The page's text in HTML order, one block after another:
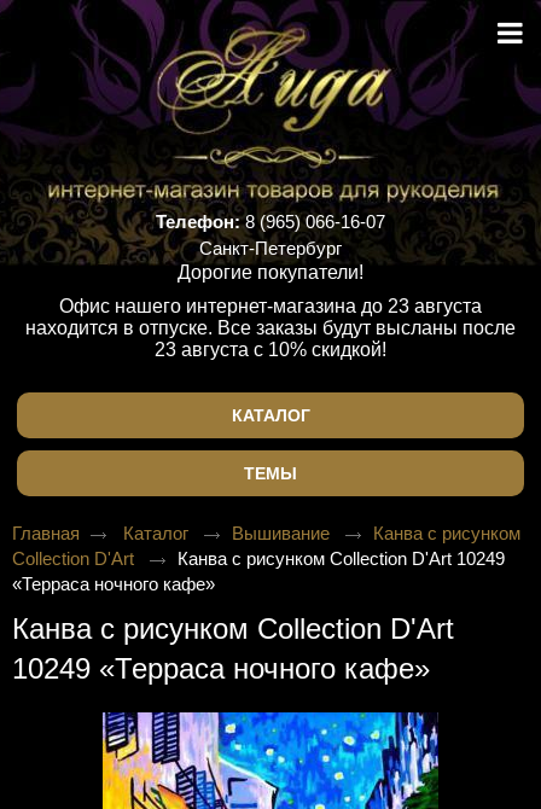
Телефон:8 (965) 066-16-07
Санкт-Петербург
Дорогие покупатели!
Офис нашего интернет-магазина до 23 августа
находится в отпуске. Все заказы будут высланы после
23 августа с 10% скидкой!
КАТАЛОГ
ТЕМЫ
Главная Каталог Вышивание
Канва с рисунком
Collection D'Art
Канва с рисунком Collection D'Art 10249
«Терраса ночного кафе»
Канва с рисунком Collection D'Art
10249 «Терраса ночного кафе»